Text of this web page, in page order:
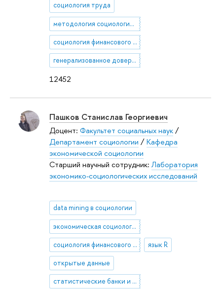
12452
социология труда
методология социологических исследований
социология финансового поведения
генерализованное доверие
Пашков Станислав Георгиевич
Доцент: Факультет социальных наук/
Департамент социологии /Кафедра
экономической социологии
Старший научный сотрудник: Лаборатория
экономико-социологических исследований
data mining в социологии
экономическая социология
социология финансового поведения населения язык R
открытые данные
статистические банки и базы данных